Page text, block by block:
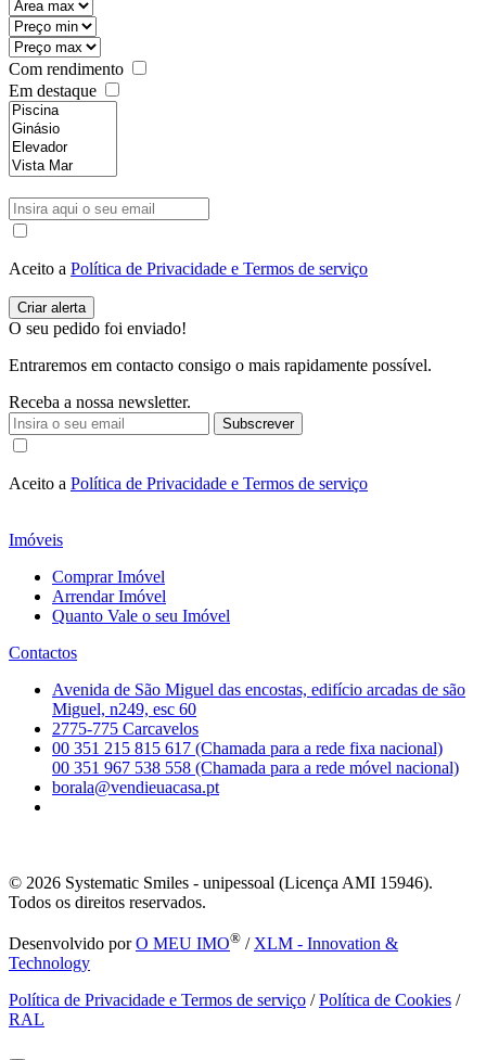
Com rendimento
Em destaque
Aceito a Política de Privacidade e Termos de serviço
O seu pedido foi enviado!
Entraremos em contacto consigo o mais rapidamente possível.
Receba a nossa newsletter.
Subscrever
Aceito a Política de Privacidade e Termos de serviço
Imóveis
Comprar Imóvel
Arrendar Imóvel
Quanto Vale o seu Imóvel
Contactos
Avenida de São Miguel das encostas, edifício arcadas de são
Miguel, n249, esc 60
2775-775 Carcavelos
00 351 215 815 617 (Chamada para a rede fixa nacional)
00 351 967 538 558 (Chamada para a rede móvel nacional)
borala@vendieuacasa.pt
© 2026 Systematic Smiles - unipessoal (Licença AMI 15946).
Todos os direitos reservados.
Desenvolvido porO MEU IMO® / XLM - Innovation &
Technology
Política de Privacidade e Termos de serviço /Política de Cookies /
RAL